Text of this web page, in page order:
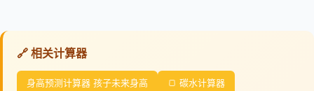
🔗 相关计算器
身高预测计算器 孩子未来身高 🍞 碳水计算器